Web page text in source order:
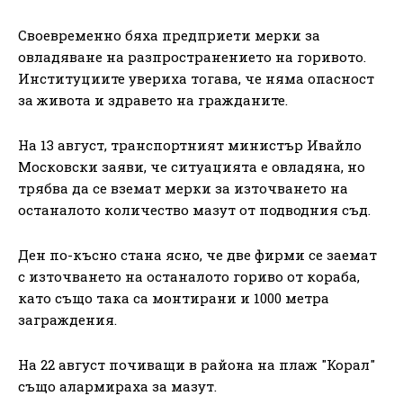
Своевременно бяха предприети мерки за
овладяване на разпространението на горивото.
Институциите увериха тогава, че няма опасност
за живота и здравето на гражданите.
На 13 август, транспортният министър Ивайло
Московски заяви, че ситуацията е овладяна, но
трябва да се вземат мерки за източването на
останалото количество мазут от подводния съд.
Ден по-късно стана ясно, че две фирми се заемат
с източването на останалото гориво от кораба,
като също така са монтирани и 1000 метра
заграждения.
На 22 август почиващи в района на плаж "Корал"
също алармираха за мазут.